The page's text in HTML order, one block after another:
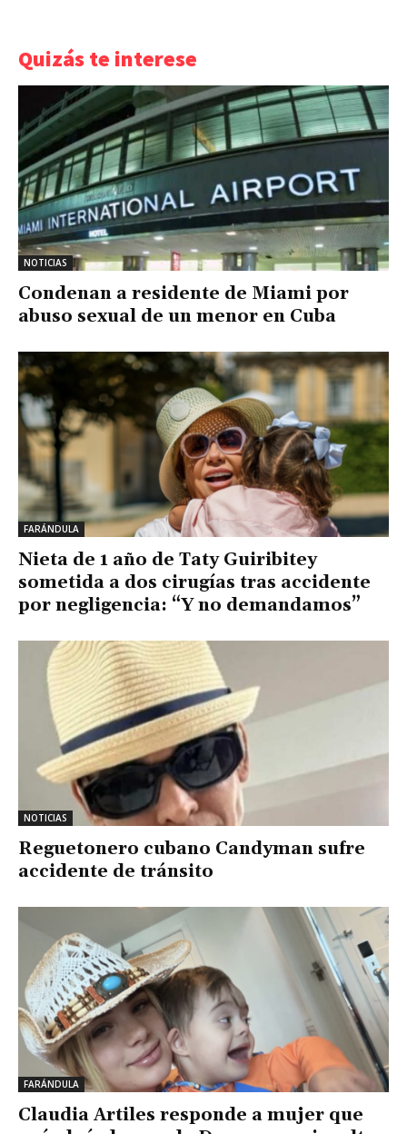
Quizás te interese
NOTICIAS
Condenan a residente de Miami por
abuso sexual de un menor en Cuba
FARÁNDULA
Nieta de 1 año de Taty Guiribitey
sometida a dos cirugías tras accidente
por negligencia: “Y no demandamos”
NOTICIAS
Reguetonero cubano Candyman sufre
accidente de tránsito
FARÁNDULA
Claudia Artiles responde a mujer que